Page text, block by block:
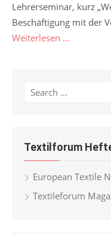
Lehrerseminar, kurz
Beschäftigung mit der
Weiterlesen ...
Search
Textilforum
European Textile
Textileforum